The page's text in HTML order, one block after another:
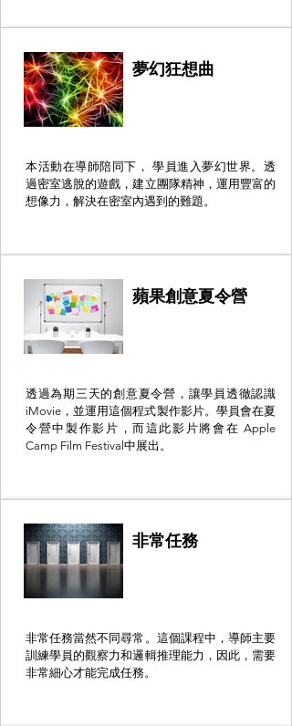
夢幻狂想曲
本活動在導師陪同下， 學員進入夢幻世界。透
過密室逃脫的遊戲，建立團隊精神，運用豐富的
想像力，解決在密室內遇到的難題。
蘋果創意夏令營
透過為期三天的創意夏令營，讓學員透徹認識
iMovie，並運用這個程式製作影片。學員會在夏
令營中製作影片，而這此影片將會在 Apple
Camp Film Festival中展出。
非常任務
非常任務當然不同尋常。這個課程中，導師主要
訓練學員的觀察力和邏輯推理能力，因此，需要
非常細心才能完成任務。